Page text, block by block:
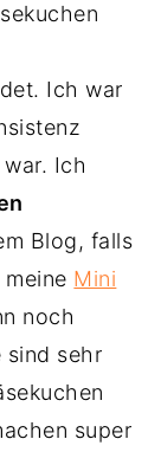
Ich war
Ich
Blog, falls
Mini
noch
sind sehr
super